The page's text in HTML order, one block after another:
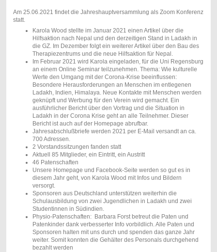
Am 25.06.2021 findet die Jahreshauptversammlung als Zoom Konferenz
statt.
Karola Wood stellte im Januar 2021 einen Artikel über die
Hilfsaktion nach Nepal und den derzeitigen Stand in Ladakh in
die GZ. Im Dezember folgt ein weiterer Artikel über den Bau des
Therapiezentrums und die neue Hilfsaktion für Nepal.
Im Februar 2021 wird Karola eingeladen, für die Uni Regensburg
an einem Online Seminar teilzunehmen. Thema: Wie kulturelle
Werte den Umgang mit der Corona-Krise beeinflussen:
Besondere Herausforderungen an Menschen im entlegenen
Ladakh, Indien, Himalaya. Neue Kontakte mit Menschen werden
geknüpft und Werbung für den Verein wird gemacht. Ein
ausführlicher Bericht über den Vortrag und die Situation in
Ladakh in der Corona Krise geht an alle Teilnehmer. Dieser
Bericht ist auch auf der Homepage abrufbar.
Jahresabschlußbriefe werden 2021 per E-Mail versandt an ca.
700 Adressen.
2 Vorstandssitzungen fanden statt
Aktuell 85 Mitglieder, ein Eintritt, ein Austritt
46 Patenschaften
Unsere Homepage und Facebook-Seite werden so gut es in
diesem Jahr geht, von Karola Wood mit Infos und Bildern
versorgt.
Sponsoren aus Deutschland unterstützen weiterhin die
Schulausbildung von zwei Jugendlichen in Ladakh und zwei
Studentinnen in Südindien.
Physio-Patenschaften: Barbara Forst betreut die Paten und
Patenkinder dank verbesserter Info vorbildlich. Alle Paten und
Sponsoren halten mit uns durch und spenden das ganze Jahr
weiter. Somit konnten die Gehälter des Personals durchgehend
bezahlt werden